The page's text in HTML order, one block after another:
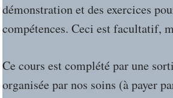
démonstration et des exercices
compétences. Ceci est facultatif,
Ce cours est complété par une
organisée par nos soins (à payer